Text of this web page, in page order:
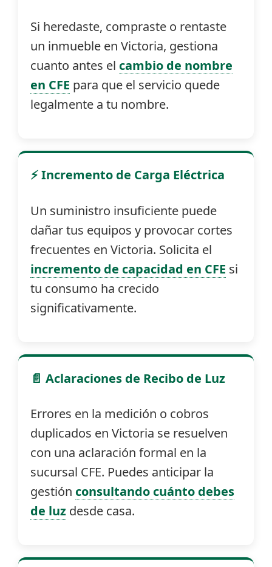
Si heredaste, compraste o rentaste
un inmueble en Victoria, gestiona
cuanto antes el cambio de nombre
en CFE para que el servicio quede
legalmente a tu nombre.
⚡ Incremento de Carga Eléctrica
Un suministro insuficiente puede
dañar tus equipos y provocar cortes
frecuentes en Victoria. Solicita el
incremento de capacidad en CFE si
tu consumo ha crecido
significativamente.
📄 Aclaraciones de Recibo de Luz
Errores en la medición o cobros
duplicados en Victoria se resuelven
con una aclaración formal en la
sucursal CFE. Puedes anticipar la
gestión consultando cuánto debes
de luz desde casa.